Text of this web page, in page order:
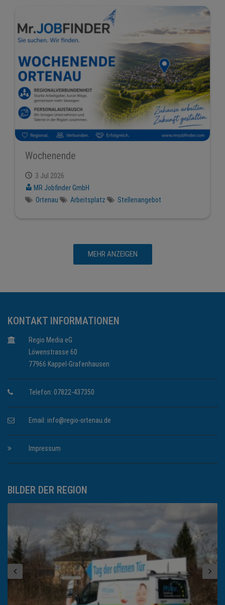
Wochenende
3 Jul 2026
MR Jobfinder GmbH
Ortenau
Arbeitsplatz Stellenangebot
MEHR ANZEIGEN
KONTAKT INFORMATIONEN
Regio Media eG
Löwenstrasse 60
77966 Kappel-Grafenhausen
Telefon: 07822-437350
Email: info@regio-ortenau.de
Impressum
BILDER DER REGION